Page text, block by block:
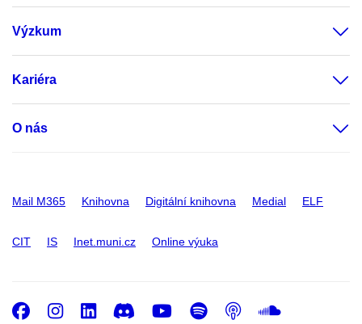
Výzkum
Kariéra
O nás
Mail M365 Knihovna Digitální knihovna Medial ELF
CIT IS Inet.muni.cz Online výuka
Facebook
Instagram
LinkedIn
DiscordYoutube
Spotify
Podcast